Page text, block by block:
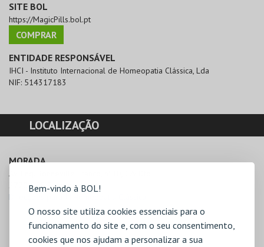
Bem-vindo à BOL!
O nosso site utiliza cookies essenciais para o
funcionamento do site e, com o seu consentimento,
cookies que nos ajudam a personalizar a sua
SITE BOL
https://MagicPills.bol.pt
COMPRAR
ENTIDADE RESPONSÁVEL
IHCI - Instituto Internacional de Homeopatia Clássica, Lda
NIF: 514317183
LOCALIZAÇÃO
MORADA
Av. Eng. Bonneville Franco, nº10, C/v Dto.
2770-055 Paço de Arcos
Direcções para I.I.Homeopatia Clássica